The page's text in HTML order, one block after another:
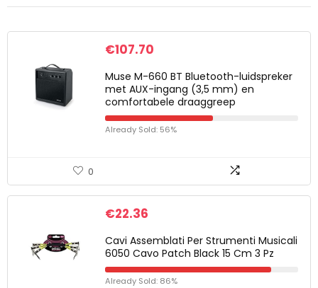
€107.70
Muse M-660 BT Bluetooth-luidspreker
met AUX-ingang (3,5 mm) en
comfortabele draaggreep
Already Sold: 56%
0
€22.36
Cavi Assemblati Per Strumenti Musicali
6050 Cavo Patch Black 15 Cm 3 Pz
Already Sold: 86%